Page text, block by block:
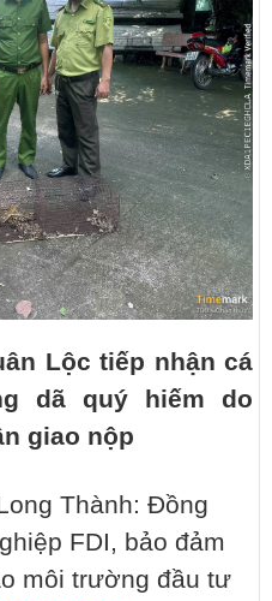
Lộc tiếp nhận cá
dã quý hiếm do
giao nộp
Thành: Đồng
FDI, bảo đảm
môi trường đầu tư